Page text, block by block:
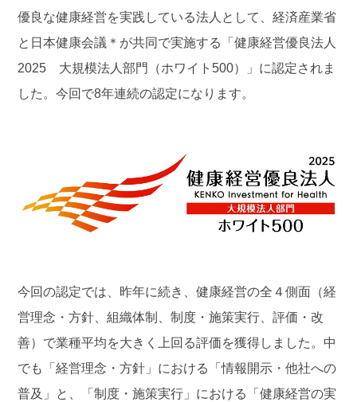
優良な健康経営を実践している法人として、経済産業省
と日本健康会議＊が共同で実施する「健康経営優良法人
2025 大規模法人部門（ホワイト500）」に認定されま
した。今回で8年連続の認定になります。
今回の認定では、昨年に続き、健康経営の全４側面（経
営理念・方針、組織体制、制度・施策実行、評価・改
善）で業種平均を大きく上回る評価を獲得しました。中
でも「経営理念・方針」における「情報開示・他社への
普及」と、「制度・施策実行」における「健康経営の実